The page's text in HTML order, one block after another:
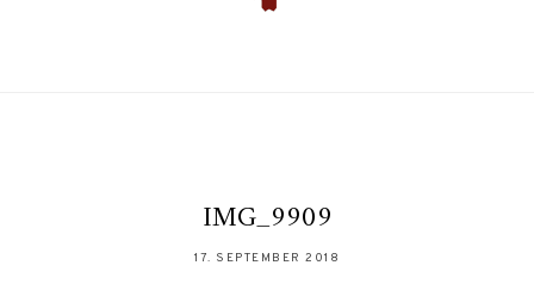
IMG_9909
17. SEPTEMBER 2018